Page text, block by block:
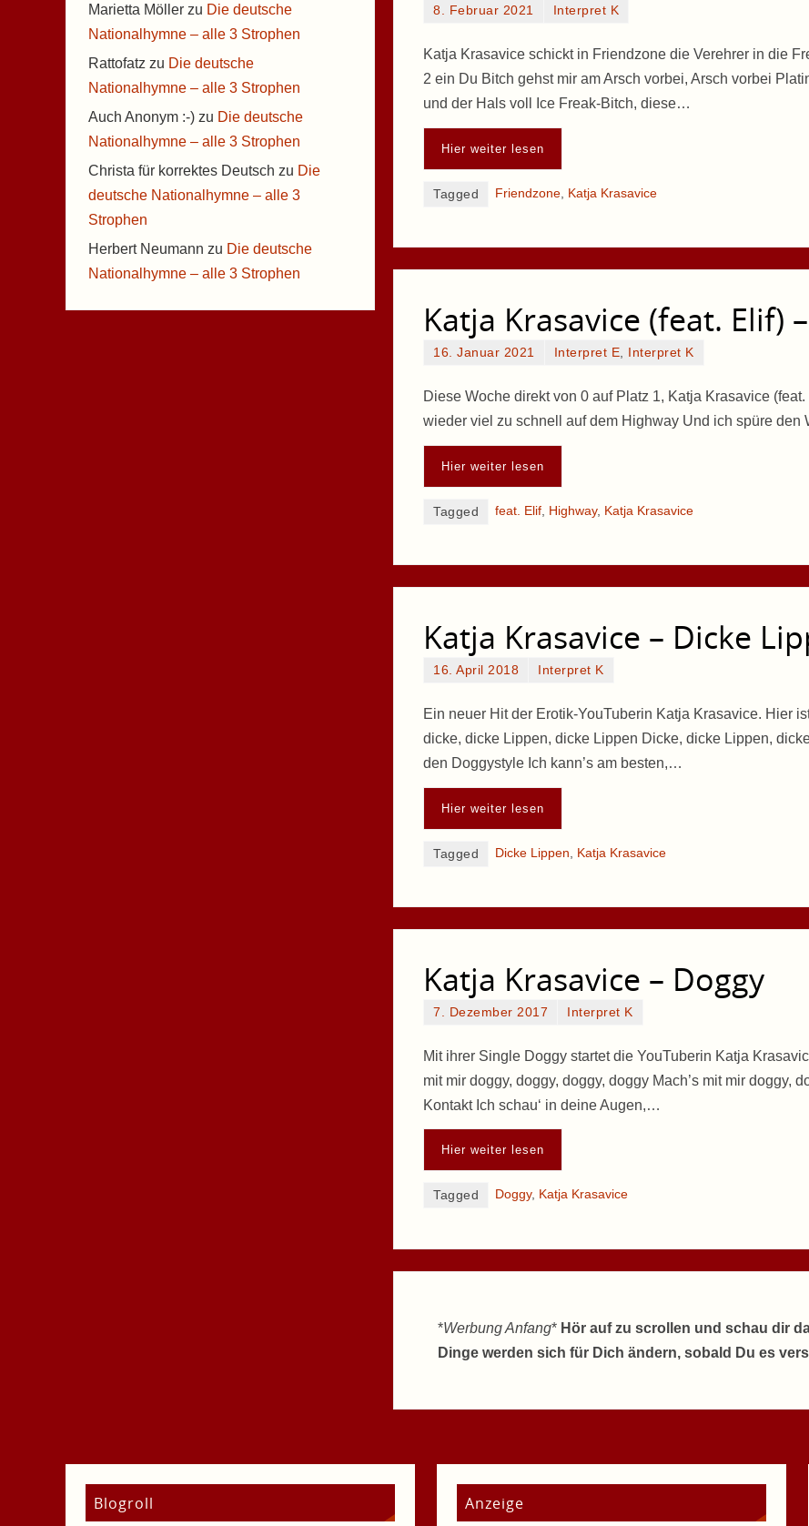
8. Februar 2021 Interpret K
Katja Krasavice schickt in Friendzone die Verehrer in die
2 ein Du Bitch gehst mir am Arsch vorbei, Arsch vorbei
und der Hals voll Ice Freak-Bitch, diese…
Hier weiter lesen
Tagged Friendzone Katja Krasavice
Katja Krasavice (feat. Elif)
16. Januar 2021 Interpret E, Interpret K
Diese Woche direkt von 0 auf Platz 1, Katja Krasavice
wieder viel zu schnell auf dem Highway Und ich spüre
Hier weiter lesen
Tagged feat. Elif Highway, Katja Krasavice
Katja Krasavice – Dicke
16. April 2018 Interpret K
Ein neuer Hit der Erotik-YouTuberin Katja Krasavice. Hier
dicke, dicke Lippen, dicke Lippen Dicke, dicke Lippen,
den Doggystyle Ich kann’s am besten,…
Hier weiter lesen
Tagged Dicke Lippen Katja Krasavice
Katja Krasavice – Doggy
7. Dezember 2017 Interpret K
Mit ihrer Single Doggy startet die YouTuberin Katja
mit mir doggy, doggy, doggy, doggy Mach’s mit mir doggy,
Kontakt Ich schau‘ in deine Augen,…
Hier weiter lesen
Tagged Doggy, Katja Krasavice
*Werbung Anfang* Hör auf zu scrollen und schau dir
Dinge werden sich für Dich ändern, sobald Du es
Marietta Möllerzu Die deutsche
Nationalhymne – alle 3 Strophen
Rattofatz zu Die deutsche
Nationalhymne – alle 3 Strophen
Auch Anonym :-)zu Die deutsche
Nationalhymne – alle 3 Strophen
Christa für korrektes Deutsch zu Die
deutsche Nationalhymne – alle 3
Strophen
Herbert Neumann zu Die deutsche
Nationalhymne – alle 3 Strophen
Blogroll Anzeige